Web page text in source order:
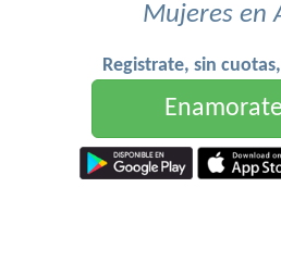
Mujeres en
Registrate, sin